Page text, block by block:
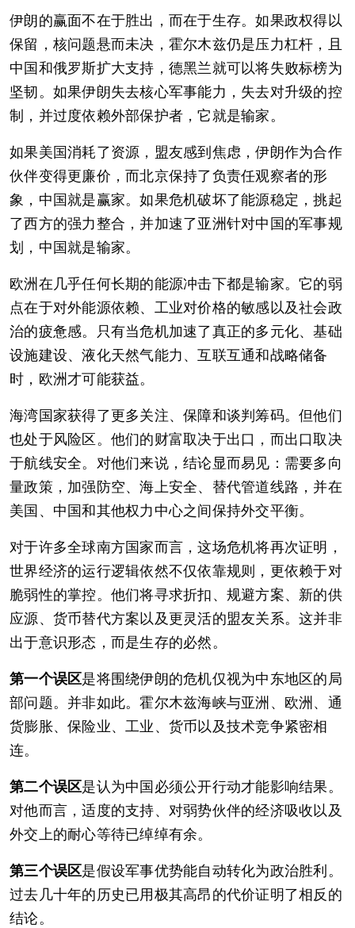
伊朗的赢面不在于胜出，而在于生存。如果政权得以
保留，核问题悬而未决，霍尔木兹仍是压力杠杆，且
中国和俄罗斯扩大支持，德黑兰就可以将失败标榜为
坚韧。如果伊朗失去核心军事能力，失去对升级的控
制，并过度依赖外部保护者，它就是输家。
如果美国消耗了资源，盟友感到焦虑，伊朗作为合作
伙伴变得更廉价，而北京保持了负责任观察者的形
象，中国就是赢家。如果危机破坏了能源稳定，挑起
了西方的强力整合，并加速了亚洲针对中国的军事规
划，中国就是输家。
欧洲在几乎任何长期的能源冲击下都是输家。它的弱
点在于对外能源依赖、工业对价格的敏感以及社会政
治的疲惫感。只有当危机加速了真正的多元化、基础
设施建设、液化天然气能力、互联互通和战略储备
时，欧洲才可能获益。
海湾国家获得了更多关注、保障和谈判筹码。但他们
也处于风险区。他们的财富取决于出口，而出口取决
于航线安全。对他们来说，结论显而易见：需要多向
量政策，加强防空、海上安全、替代管道线路，并在
美国、中国和其他权力中心之间保持外交平衡。
对于许多全球南方国家而言，这场危机将再次证明，
世界经济的运行逻辑依然不仅依靠规则，更依赖于对
脆弱性的掌控。他们将寻求折扣、规避方案、新的供
应源、货币替代方案以及更灵活的盟友关系。这并非
出于意识形态，而是生存的必然。
第一个误区是将围绕伊朗的危机仅视为中东地区的局
部问题。并非如此。霍尔木兹海峡与亚洲、欧洲、通
货膨胀、保险业、工业、货币以及技术竞争紧密相
连。
第二个误区是认为中国必须公开行动才能影响结果。
对他而言，适度的支持、对弱势伙伴的经济吸收以及
外交上的耐心等待已绰绰有余。
第三个误区是假设军事优势能自动转化为政治胜利。
过去几十年的历史已用极其高昂的代价证明了相反的
结论。